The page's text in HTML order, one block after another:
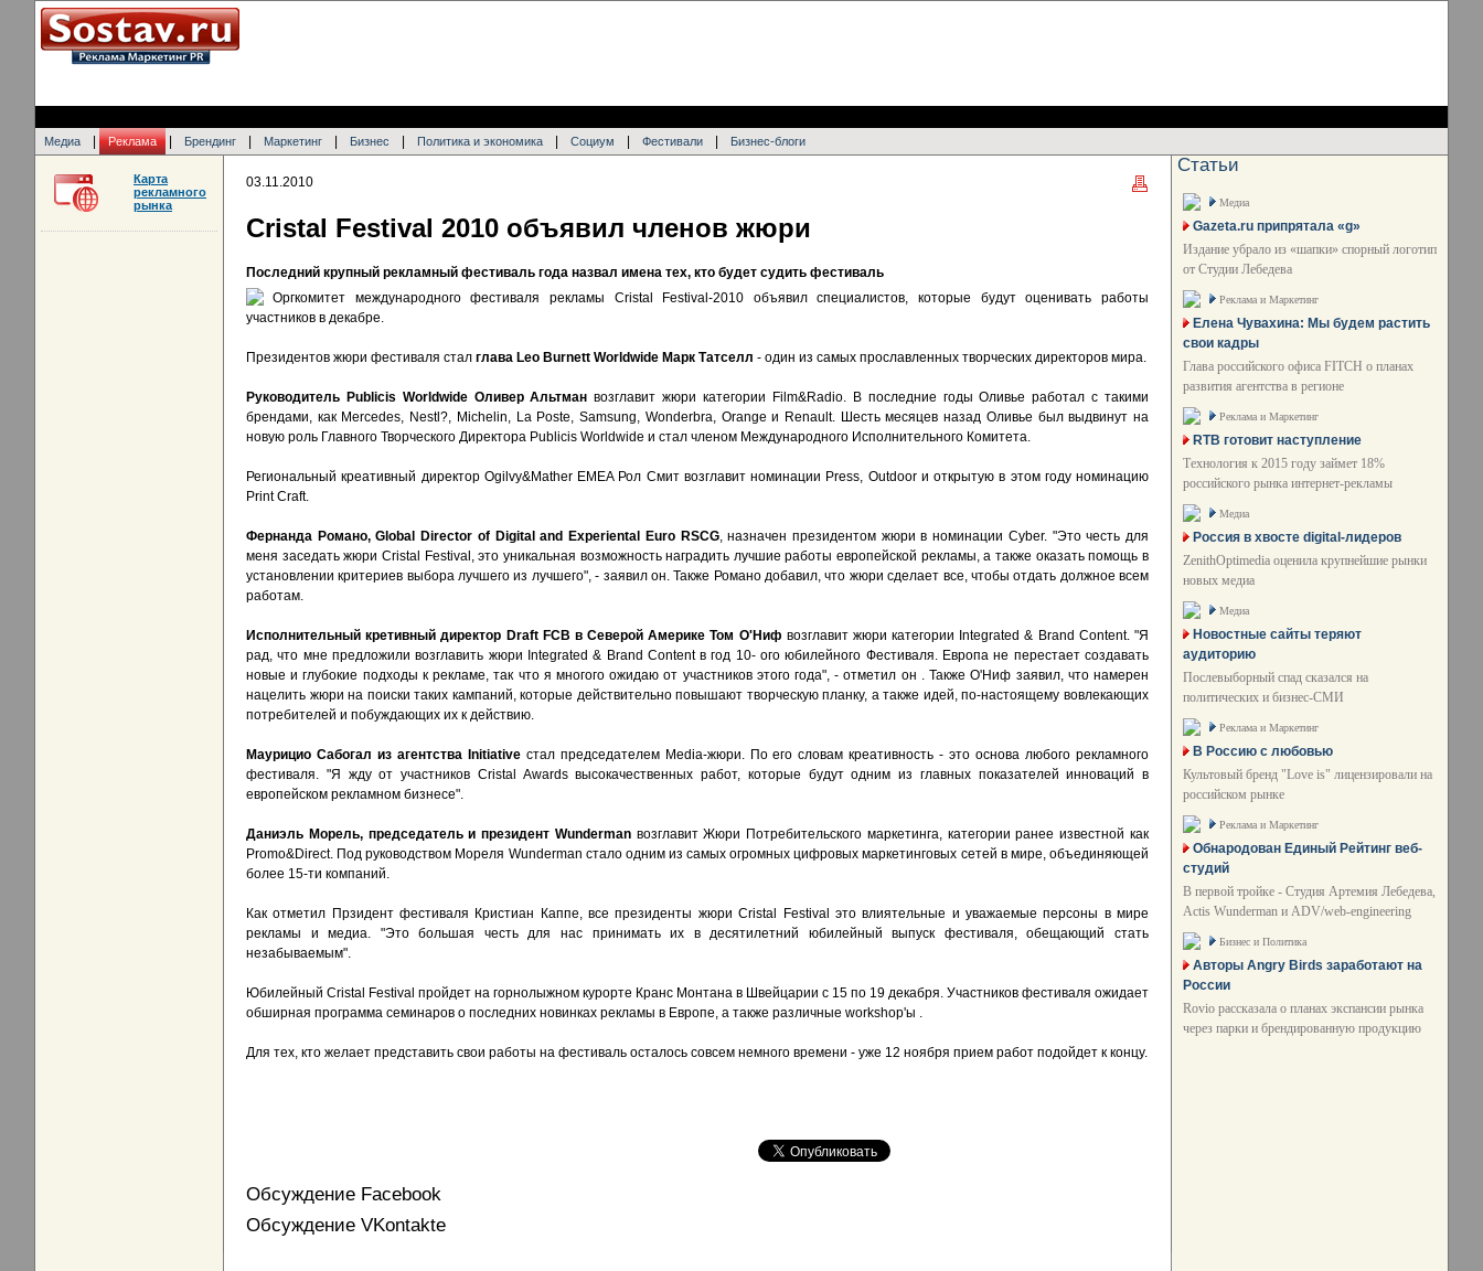
Медиа Реклама Брендинг Маркетинг Бизнес Политика и экономика Социум Фестивали Бизнес-блоги
03.11.2010
Cristal Festival 2010 объявил членов жюри
Последний крупный рекламный фестиваль года назвал имена тех, кто будет судить фестиваль
Оргкомитет международного фестиваля рекламы Cristal Festival-2010 объявил специалистов, которые будут оценивать работы
участников в декабре.
Президентов жюри фестиваля стал глава Leo Burnett Worldwide Марк Татселл - один из самых прославленных творческих директоров мира.
Руководитель Publicis Worldwide Оливер Альтман возглавит жюри категории Film&Radio. B последние годы Оливье работал с такими
брендами, как Mercedes, Nestl?, Michelin, La Poste, Samsung, Wonderbra, Orange и Renault. Шесть месяцев назад Оливье был выдвинут на
новую роль Главного Творческого Директора Publicis Worldwide и стал членом Международного Исполнительного Комитета.
Региональный креативный директор Ogilvy&Mather EMEA Рол Смит возглавит номинации Press, Outdoor и открытую в этом году номинацию
Print Craft.
Фернанда Романо, Global Director of Digital and Experiental Euro RSCG, назначен президентом жюри в номинации Сyber. "Это честь для
меня заседать жюри Cristal Festival, это уникальная возможность наградить лучшие работы европейской рекламы, а также оказать помощь в
установлении критериев выбора лучшего из лучшего", - заявил он. Также Романо добавил, что жюри сделает все, чтобы отдать должное всем
работам.
Исполнительный кретивный директор Draft FCB в Северой Америке Том О'Ниф возглавит жюри категории Integrated & Brand Content. "Я
рад, что мне предложили возглавить жюри Integrated & Brand Content в год 10- ого юбилейного Фестиваля. Европа не перестает создавать
новые и глубокие подходы к рекламе, так что я многого ожидаю от участников этого года", - отметил он . Также О'Ниф заявил, что намерен
нацелить жюри на поиски таких кампаний, которые действительно повышают творческую планку, а также идей, по-настоящему вовлекающих
потребителей и побуждающих их к действию.
Маурицио Сабогал из агентства Initiativeстал председателем Media-жюри. По его словам креативность - это основа любого рекламного
фестиваля. "Я жду от участников Cristal Awards высокачественных работ, которые будут одним из главных показателей инноваций в
европейском рекламном бизнесе".
Даниэль Морель, председатель и президент Wundermanвозглавит Жюри Потребительского маркетинга, категории ранее известной как
Promo&Direct. Под руководством Мореля Wunderman стало одним из самых огромных цифровых маркетинговых сетей в мире, объединяющей
более 15-ти компаний.
Как отметил Прзидент фестиваля Кристиан Каппе, все президенты жюри Cristal Festival это влиятельные и уважаемые персоны в мире
рекламы и медиа. "Это большая честь для нас принимать их в десятилетний юбилейный выпуск фестиваля, обещающий стать
незабываемым".
Юбилейный Сristal Festival пройдет на горнолыжном курорте Кранс Монтана в Швейцарии с 15 по 19 декабря. Участников фестиваля ожидает
обширная программа семинаров о последних новинках рекламы в Европе, а также различные workshop'ы .
Для тех, кто желает представить свои работы на фестиваль осталось совсем немного времени - уже 12 ноября прием работ подойдет к концу.
Обсуждение Facebook
Обсуждение VKontakte
Карта
рекламного
рынка
Статьи
Медиа
Gazeta.ru припрятала «g»
Издание убрало из «шапки» спорный логотип
от Студии Лебедева
Реклама и Маркетинг
Елена Чувахина: Мы будем растить
свои кадры
Глава российского офиса FITCH о планах
развития агентства в регионе
Реклама и Маркетинг
RTB готовит наступление
Технология к 2015 году займет 18%
российского рынка интернет-рекламы
Медиа
Россия в хвосте digital-лидеров
ZenithOptimedia оценила крупнейшие рынки
новых медиа
Медиа
Новостные сайты теряют
аудиторию
Послевыборный спад сказался на
политических и бизнес-СМИ
Реклама и Маркетинг
В Россию с любовью
Культовый бренд "Love is" лицензировали на
российском рынке
Реклама и Маркетинг
Обнародован Единый Рейтинг веб-
студий
В первой тройке - Студия Артемия Лебедева,
Actis Wunderman и ADV/web-engineering
Бизнес и Политика
Авторы Angry Birds заработают на
России
Rovio рассказала о планах экспансии рынка
через парки и брендированную продукцию